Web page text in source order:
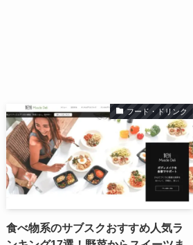
フード・ドリンク
食べ物系のサブスクおすすめ人気ラ